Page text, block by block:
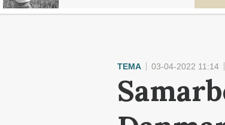
TEMA 03-04-2022 11:14